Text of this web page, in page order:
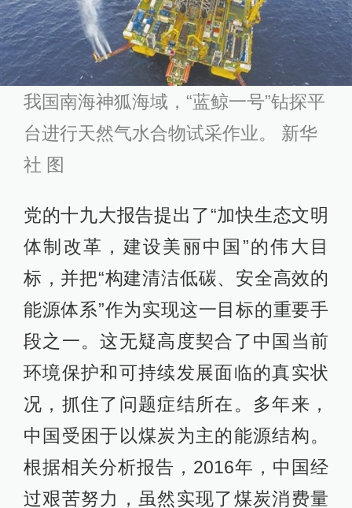
我国南海神狐海域，“蓝鲸一号”钻探平
台进行天然气水合物试采作业。 新华
社 图
党的十九大报告提出了“加快生态文明
体制改革，建设美丽中国”的伟大目
标，并把“构建清洁低碳、安全高效的
能源体系”作为实现这一目标的重要手
段之一。这无疑高度契合了中国当前
环境保护和可持续发展面临的真实状
况，抓住了问题症结所在。多年来，
中国受困于以煤炭为主的能源结构。
根据相关分析报告，2016年，中国经
过艰苦努力，虽然实现了煤炭消费量